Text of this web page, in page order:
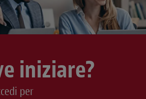
iniziare?
per